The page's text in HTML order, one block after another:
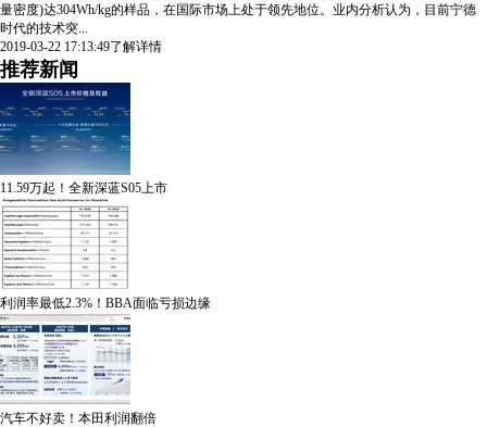
量密度)达304Wh/kg的样品，在国际市场上处于领先地位。业内分析认为，目前宁德
时代的技术突...
2019-03-22 17:13:49了解详情
推荐新闻
11.59万起！全新深蓝S05上市
利润率最低2.3%！BBA面临亏损边缘
汽车不好卖！本田利润翻倍